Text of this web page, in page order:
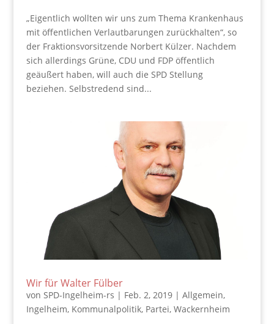
„Eigentlich wollten wir uns zum Thema Krankenhaus
mit öffentlichen Verlautbarungen zurückhalten“, so
der Fraktionsvorsitzende Norbert Külzer. Nachdem
sich allerdings Grüne, CDU und FDP öffentlich
geäußert haben, will auch die SPD Stellung
beziehen. Selbstredend sind...
Wir für Walter Fülber
von SPD-Ingelheim-rs | Feb. 2, 2019| Allgemein,
Ingelheim, Kommunalpolitik, Partei, Wackernheim